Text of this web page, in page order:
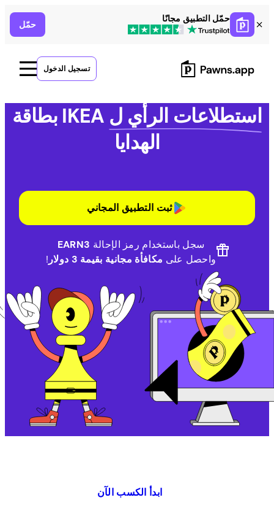
حمّل التطبيق مجانًا
حمّل
تسجيل الدخول
استطلاعات الرأي ل
IKEA بطاقة
الهدايا
ثبت التطبيق المجاني
سجل باستخدام رمز الإحالةEARN3
واحصل على مكافأة مجانية بقيمة 3 دولار !
ابدأ الكسب الآن